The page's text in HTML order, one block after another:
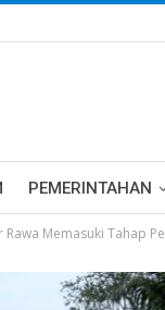
PEMERINTAHAN
Rawa Memasuki Tahap